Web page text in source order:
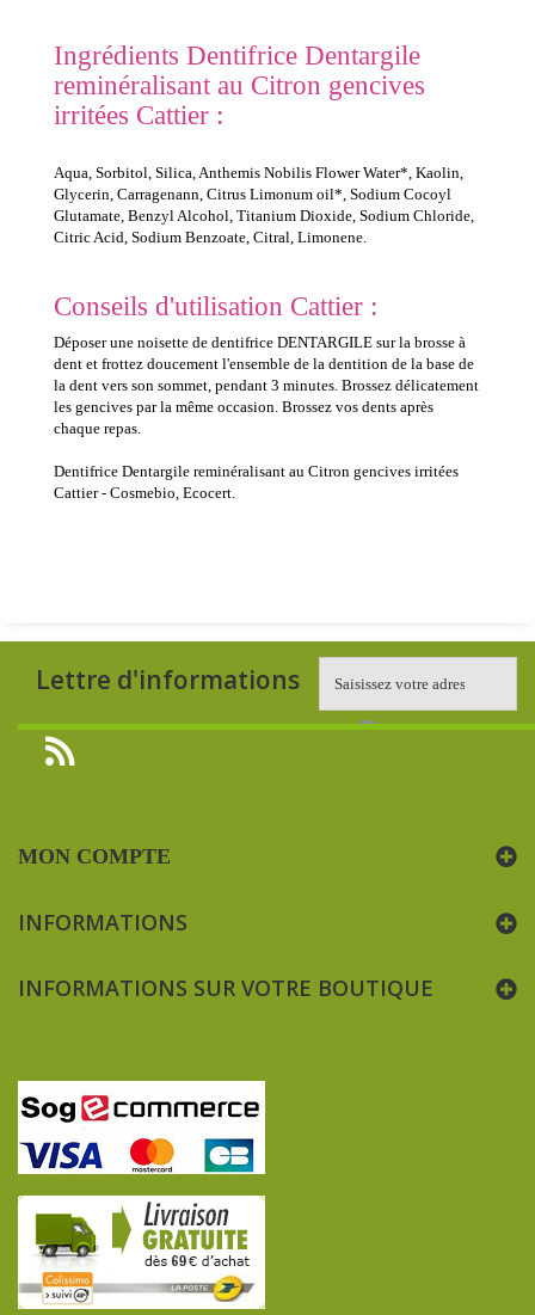
Ingrédients Dentifrice Dentargile
reminéralisant au Citron gencives
irritées Cattier :
Aqua, Sorbitol, Silica, Anthemis Nobilis Flower Water*, Kaolin,
Glycerin, Carragenann, Citrus Limonum oil*, Sodium Cocoyl
Glutamate, Benzyl Alcohol, Titanium Dioxide, Sodium Chloride,
Citric Acid, Sodium Benzoate, Citral, Limonene.
Conseils d'utilisation Cattier :
Déposer une noisette de dentifrice DENTARGILE sur la brosse à
dent et frottez doucement l'ensemble de la dentition de la base de
la dent vers son sommet, pendant 3 minutes. Brossez délicatement
les gencives par la même occasion. Brossez vos dents après
chaque repas.
Dentifrice Dentargile reminéralisant au Citron gencives irritées
Cattier - Cosmebio, Ecocert.
Lettre d'informations
MON COMPTE
INFORMATIONS
INFORMATIONS SUR VOTRE BOUTIQUE